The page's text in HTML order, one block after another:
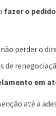
fazer o
perder o
de
em
até a